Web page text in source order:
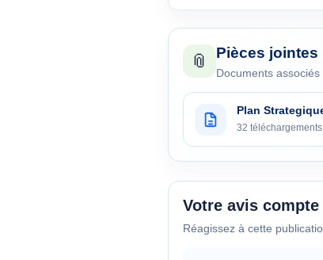
📎 Pièces jointes
Documents associés
Plan
32 téléchargements
Votre avis compte
Réagissez à cette